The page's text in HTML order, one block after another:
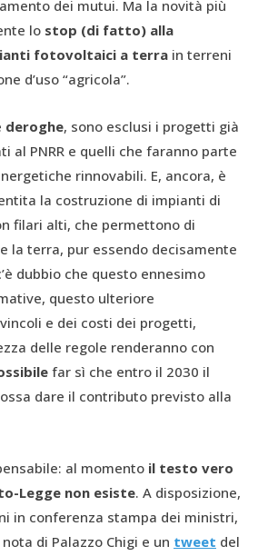
dei mutui. Ma la novità più
lo stop (di fatto) alla
fotovoltaici a terra in terreni
d’uso “agricola”.
deroghe, sono esclusi i progetti già
al PNRR e quelli che faranno parte
rinnovabili. E, ancora, è
la costruzione di impianti di
filari alti, che permettono di
la terra, pur essendo decisamente
dubbio che questo ennesimo
questo ulteriore
e dei costi dei progetti,
delle regole renderanno con
far sì che entro il 2030 il
dare il contributo previsto alla
al momento il testo vero
Legge non esiste. A disposizione,
in conferenza stampa dei ministri,
nota di Palazzo Chigi e un tweet del